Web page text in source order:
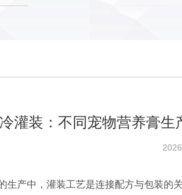
灌装：不同宠物营养膏
生产中，灌装工艺是连接配方与包装的